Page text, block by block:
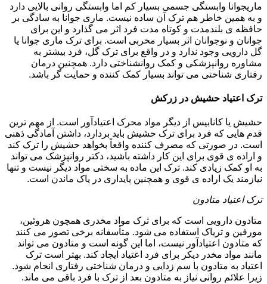
ماریجوانا وابستگی جسمی بسیار کم اما وابستگی روانی بالایی دارد
و به همین خاطر هم ترک آن ساده نیست. ماری جوانا به سادگی بر
حافظه ی بلندمدت و کوتاه مدت فرد اثر می گذارد و این برای
جوانان و نوجوانان اثر بسیار مخربی است. برای ترک ماری جوانا یا
گل دارویی وجود ندارد و در واقع برای ترک گل، فرد بیشتر به
مشاوره روانپزشکی و کمک روانشناختی دارد. همچنین درمان
رفتاری شناختی می تواند بسیار کمک کننده و حمایت گر باشد.
ترک اعتیاد حشیش در زرکش
حشیش یا کانابیس از دیگر مواد محرک اعتیادآور است. از مهم ترین
قدم هایی که فرد برای ترک حشیش باید بردارد، داشتن آمادگی ذهنی
است. در صورتی که مصرف کننده واقعاً بخواهد حشیش را ترک کند
و اراده ی قوی برای این کار داشته باشید، دکتر روانپزشک می تواند
به او کمک زیادی کند. ترک این ماده به سختی مواد دیگر نیست و تنها
نیازمند یک اراده ی قوی و همچنین پایداری در پاک ماندن است.
ترک اعتیاد متادون
متادون دارویی است که برای ترک مواد مخدری همچون هروئین،
مورفین و تریاک استفاده می شود. متأسفانه برخی تصور می کنند
که متادون اعتیادآور نیست، اما این گونه است و متادون می تواند
مانند مواد مخدر دیکر برای فرد اعتیاد ایجاد کند. بهتر است ترک
اعتیاد به متادون با سم زدایی و درمان شناختی رفتاری انجام شود.
زیرا علائم روانی نیاز به متادون بعد از ترک با فرد باقی می ماند.